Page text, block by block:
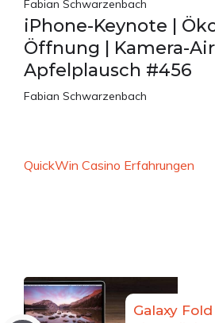
Fabian Schwarzenbach
iPhone-Keynote |
Öffnung | Kamera-
Apfelplausch #456
Fabian Schwarzenbach
QuickWin Casino Erfahrungen
Galaxy